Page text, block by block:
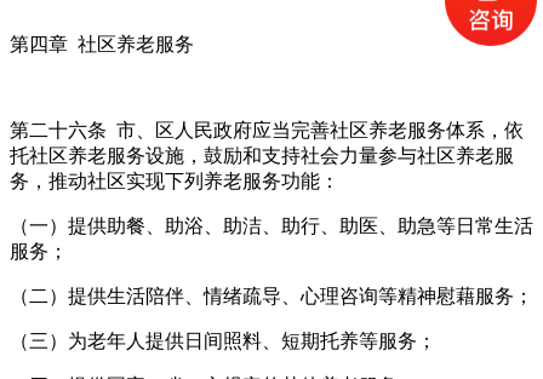
第四章 社区养老服务
第二十六条 市、区人民政府应当完善社区养老服务体系，依
托社区养老服务设施，鼓励和支持社会力量参与社区养老服
务，推动社区实现下列养老服务功能：
（一）提供助餐、助浴、助洁、助行、助医、助急等日常生活
服务；
（二）提供生活陪伴、情绪疏导、心理咨询等精神慰藉服务；
（三）为老年人提供日间照料、短期托养等服务；